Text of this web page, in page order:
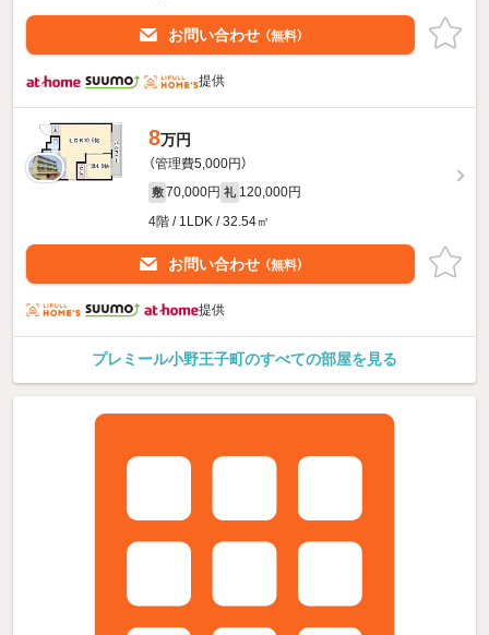
お問い合わせ （無料）
提供
8万円
（管理費5,000円）
敷 70,000円 礼 120,000円
4階 / 1LDK / 32.54㎡
お問い合わせ （無料）
提供
プレミール小野王子町のすべての部屋を見る